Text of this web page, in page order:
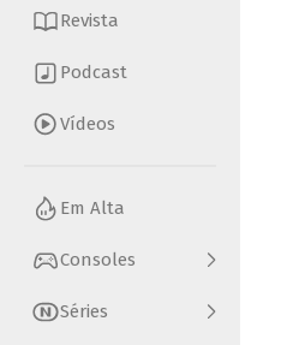
Revista
Podcast
Vídeos
Em Alta
Consoles
Séries